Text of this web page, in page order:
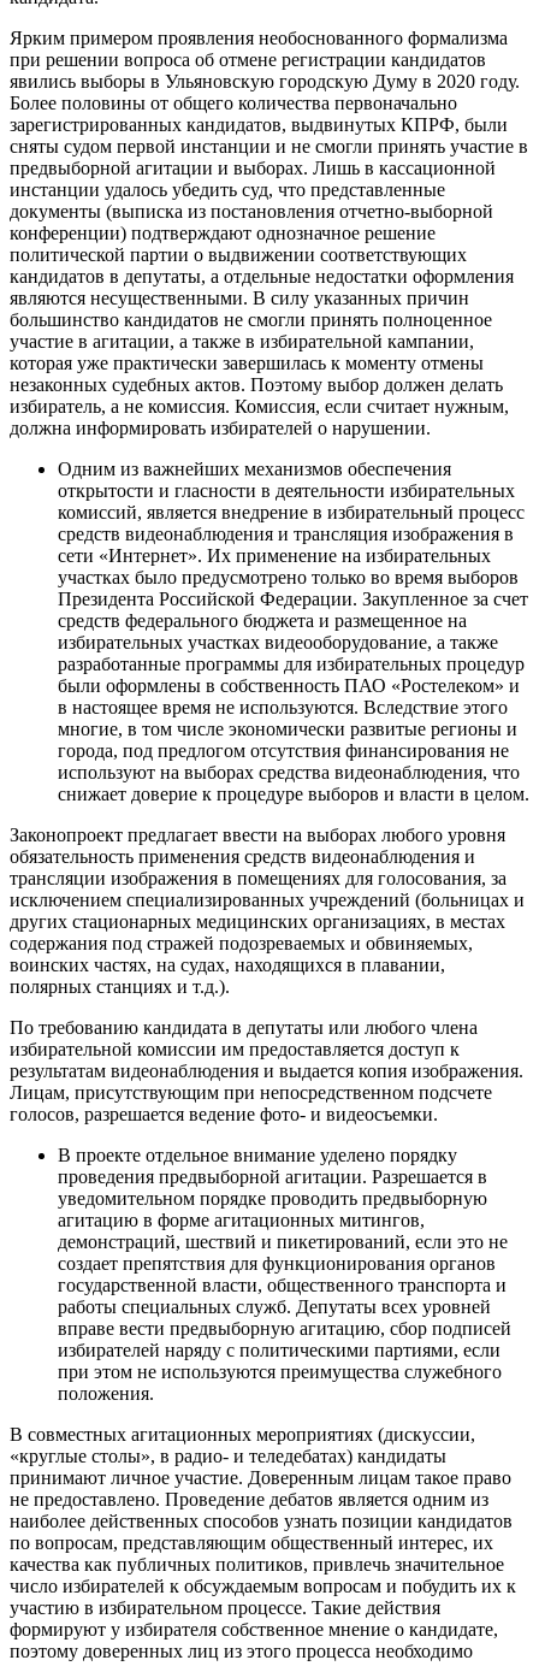
Ярким примером проявления необоснованного формализма
при решении вопроса об отмене регистрации кандидатов
явились выборы в Ульяновскую городскую Думу в 2020 году.
Более половины от общего количества первоначально
зарегистрированных кандидатов, выдвинутых КПРФ, были
сняты судом первой инстанции и не смогли принять участие в
предвыборной агитации и выборах. Лишь в кассационной
инстанции удалось убедить суд, что представленные
документы (выписка из постановления отчетно-выборной
конференции) подтверждают однозначное решение
политической партии о выдвижении соответствующих
кандидатов в депутаты, а отдельные недостатки оформления
являются несущественными. В силу указанных причин
большинство кандидатов не смогли принять полноценное
участие в агитации, а также в избирательной кампании,
которая уже практически завершилась к моменту отмены
незаконных судебных актов. Поэтому выбор должен делать
избиратель, а не комиссия. Комиссия, если считает нужным,
должна информировать избирателей о нарушении.
Одним из важнейших механизмов обеспечения
открытости и гласности в деятельности избирательных
комиссий, является внедрение в избирательный процесс
средств видеонаблюдения и трансляция изображения в
сети «Интернет». Их применение на избирательных
участках было предусмотрено только во время выборов
Президента Российской Федерации. Закупленное за счет
средств федерального бюджета и размещенное на
избирательных участках видеооборудование, а также
разработанные программы для избирательных процедур
были оформлены в собственность ПАО «Ростелеком» и
в настоящее время не используются. Вследствие этого
многие, в том числе экономически развитые регионы и
города, под предлогом отсутствия финансирования не
используют на выборах средства видеонаблюдения, что
снижает доверие к процедуре выборов и власти в целом.
Законопроект предлагает ввести на выборах любого уровня
обязательность применения средств видеонаблюдения и
трансляции изображения в помещениях для голосования, за
исключением специализированных учреждений (больницах и
других стационарных медицинских организациях, в местах
содержания под стражей подозреваемых и обвиняемых,
воинских частях, на судах, находящихся в плавании,
полярных станциях и т.д.).
По требованию кандидата в депутаты или любого члена
избирательной комиссии им предоставляется доступ к
результатам видеонаблюдения и выдается копия изображения.
Лицам, присутствующим при непосредственном подсчете
голосов, разрешается ведение фото- и видеосъемки.
В проекте отдельное внимание уделено порядку
проведения предвыборной агитации. Разрешается в
уведомительном порядке проводить предвыборную
агитацию в форме агитационных митингов,
демонстраций, шествий и пикетирований, если это не
создает препятствия для функционирования органов
государственной власти, общественного транспорта и
работы специальных служб. Депутаты всех уровней
вправе вести предвыборную агитацию, сбор подписей
избирателей наряду с политическими партиями, если
при этом не используются преимущества служебного
положения.
В совместных агитационных мероприятиях (дискуссии,
«круглые столы», в радио- и теледебатах) кандидаты
принимают личное участие. Доверенным лицам такое право
не предоставлено. Проведение дебатов является одним из
наиболее действенных способов узнать позиции кандидатов
по вопросам, представляющим общественный интерес, их
качества как публичных политиков, привлечь значительное
число избирателей к обсуждаемым вопросам и побудить их к
участию в избирательном процессе. Такие действия
формируют у избирателя собственное мнение о кандидате,
поэтому доверенных лиц из этого процесса необходимо